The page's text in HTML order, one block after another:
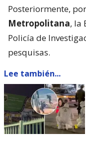
Posteriormente,
Metropolitana, la
Policía de
pesquisas.
Lee también...